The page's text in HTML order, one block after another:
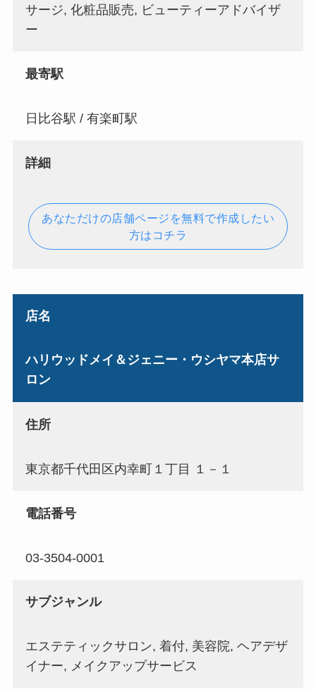
サージ, 化粧品販売, ビューティーアドバイザ
ー
最寄駅
日比谷駅 / 有楽町駅
詳細
あなただけの店舗ページを無料で作成したい
方はコチラ
店名
ハリウッドメイ＆ジェニー・ウシヤマ本店サ
ロン
住所
東京都千代田区内幸町１丁目 １－１
電話番号
03-3504-0001
サブジャンル
エステティックサロン, 着付, 美容院, ヘアデザ
イナー, メイクアップサービス